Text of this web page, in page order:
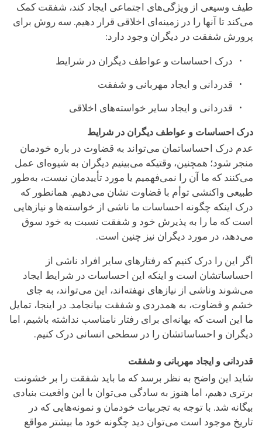
طیف وسیعی از ویژگی‌های اجتماعی ایجاد کند، شفقت کمک
می‌کند تا آنها را در زمینه‌ای اخلاقی قرار دهیم. سه روش برای
پرورش شفقت در دیگران وجود دارد:
درک احساسات و عواطف دیگران در شرایط
قدردانی و ایجاد مهربانی و شفقت
قدردانی و ایجاد سایر خواسته‌های اخلاقی
درک احساسات و عواطف دیگران در شرایط
عدم درک احساساتمان می‌تواند به قضاوت در باره خودمان
منجر شود؛ همچنین، وقتیکه می‌بینیم دیگران به شیوه‌ای عمل
می‌کنند که ما آن را نمی‌فهمیم یا مورد تأییدمان نیست، به‌طور
طبیعی واکنشی توأم با قضاوت نشان می‌دهیم. همانطور که
درک اینکه چگونه احساسات ما ناشی از خواسته‌ها و نیازهایی
است که ما را به پذیرش خود و شفقت نسبت به خود سوق
می‌دهد، در مورد دیگران نیز چنین است.
اگر این را درک کنیم که رفتارهای سایر افراد ناشی از
احساساتشان است و اینکه این احساسات در شرایط ایجاد
می‌شوند وناشی از نیازهای نهفته‌اند، این می‌تواند، به‌ جای
خشم و قضاوت، به همدردی و شفقت بیانجامد. در اینجا، تمایل
ما این است که بهانه‌ای برای رفتار نامناسب‌ نداشته باشیم، اما
دیگران و احساساتشان را در سطحی انسانی درک کنیم.
قدردانی و ایجاد مهربانی و شفقت
شاید این واضح به نظر برسد که ما باید شفقت را بر خشونت
برتری دهیم، اما هنوز به سادگی می‌توان با این واقعیت بنیادی
بیگانه شد. با توجه به تجربیات خودمان و نمونه‌هایی که در
تاریخ موجود است می‌توان دید چگونه خود ما بیشتر مواقع